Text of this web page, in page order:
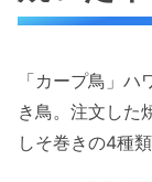
「カープ鳥」
き鳥。注文した
しそ巻きの4種